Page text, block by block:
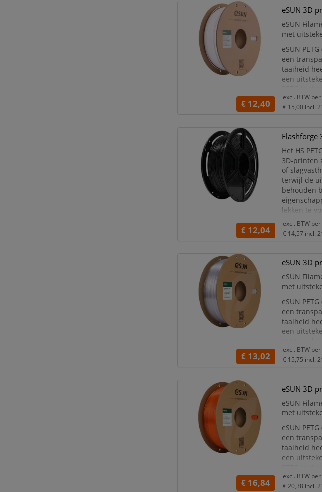
eSUN 3D
eSUN
met
eSUN
een
taaiheid
een
Modellen
€ 12,40
excl. BTW per
€ 15,00 incl.
Flashforge
Het HS
3D-printen
of
terwijl de
behouden
lekken te
wordt
€ 12,04
excl. BTW per
€ 14,57 incl.
eSUN 3D
eSUN
met
eSUN
een
taaiheid
een
Modellen
€ 13,02
excl. BTW per
€ 15,75 incl.
eSUN 3D
eSUN
met
eSUN
een
taaiheid
een
Modellen
€ 16,84
excl. BTW per
€ 20,38 incl.